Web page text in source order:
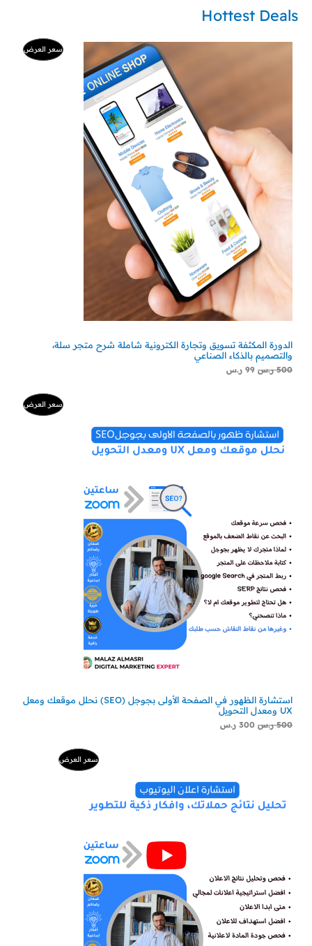
Hottest Deals
سعر العرضمنتج
الدورة المكثفة تسويق وتجارة الكترونية شاملة شرح متجر سلة،
والتصميم بالذكاء الصناعي
500 ر.س 99 ر.س
سعر العرضمنتج
استشارة الظهور في الصفحة الأولى بجوجل (SEO) نحلل موقعك ومعل
UX ومعدل التحويل
500 ر.س
500 ر.س.
300 ر.س
300 ر.س.
سعر العرضمنتج
229 ر.س.